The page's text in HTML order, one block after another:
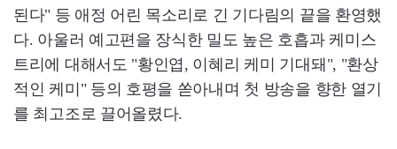
된다" 등 애정 어린 목소리로 긴 기다림의 끝을 환영했
다. 아울러 예고편을 장식한 밀도 높은 호흡과 케미스
트리에 대해서도 "황인엽, 이혜리 케미 기대돼", "환상
적인 케미" 등의 호평을 쏟아내며 첫 방송을 향한 열기
를 최고조로 끌어올렸다.